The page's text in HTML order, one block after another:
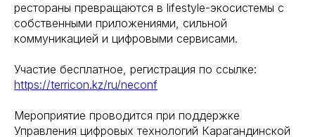
рестораны превращаются в lifestyle-экосистемы с
собственными приложениями, сильной
коммуникацией и цифровыми сервисами.
Участие бесплатное, регистрация по ссылке:
https://terricon.kz/ru/neconf
Мероприятие проводится при поддержке
Управления цифровых технологий Карагандинской